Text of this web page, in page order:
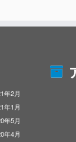
年2月
年1月
年5月
年4月